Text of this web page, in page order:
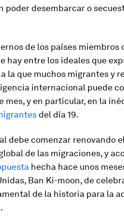
poder desembarcar o
de los países miembros
hay entre los ideales que
la que muchos migrantes y
internacional puede
mes, y en particular, en la
del día 19.
debe comenzar renovando
de las migraciones, y
hecha hace unos
Ban Ki-moon, de
de la historia para la